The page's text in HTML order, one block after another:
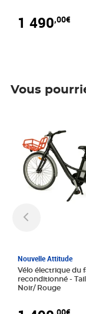
1 490,00€
Vous
Nouvelle Attitude
Vélo électrique du
reconditionné - Taille normale -
Noir/ Rouge